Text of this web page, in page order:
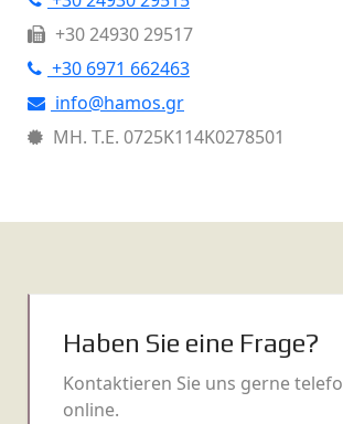
+30 24930 29517
+30 6971 662463
info@hamos.gr
ΜΗ. Τ.Ε. 0725Κ114Κ0278501
Haben Sie eine Frage?
Kontaktieren Sie uns gerne
online.